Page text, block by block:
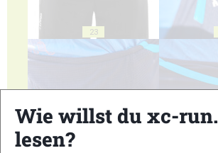
23
Wie willst du xc-
lesen?